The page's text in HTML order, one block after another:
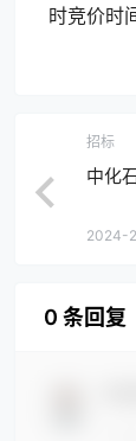
时竞价时
招标
中化
2024-
0 条回复